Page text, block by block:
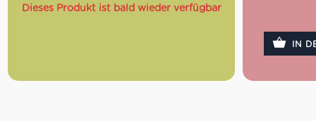
Dieses Produkt ist bald wieder verfügbar
Herkunft
Partner
IN